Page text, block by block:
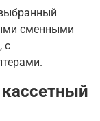
сменными
с